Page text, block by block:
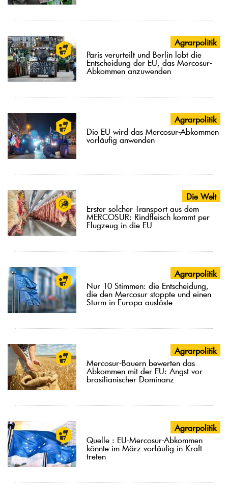
Agrarpolitik
Paris verurteilt und Berlin lobt die
Entscheidung der EU, das Mercosur-
Abkommen anzuwenden
Agrarpolitik
Die EU wird das Mercosur-Abkommen
vorläufig anwenden
Die Welt
Erster solcher Transport aus dem
MERCOSUR: Rindfleisch kommt per
Flugzeug in die EU
Agrarpolitik
Nur 10 Stimmen: die Entscheidung,
die den Mercosur stoppte und einen
Sturm in Europa auslöste
Agrarpolitik
Mercosur-Bauern bewerten das
Abkommen mit der EU: Angst vor
brasilianischer Dominanz
Agrarpolitik
Quelle : EU-Mercosur-Abkommen
könnte im März vorläufig in Kraft
treten